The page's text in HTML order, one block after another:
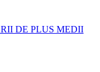
DE PLUS MEDII